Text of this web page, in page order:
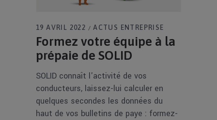
19 AVRIL 2022 ACTUS ENTREPRISE
Formez votre équipe à la
prépaie de SOLID
SOLID connaît l'activité de vos
conducteurs, laissez-lui calculer en
quelques secondes les données du
haut de vos bulletins de paye : formez-